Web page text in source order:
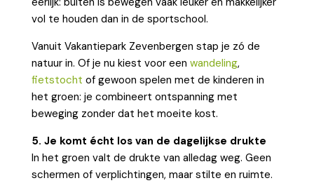
vol te houden dan in de sportschool.
Vanuit Vakantiepark Zevenbergen stap je zó de
natuur in. Of je nu kiest voor een wandeling,
fietstocht of gewoon spelen met de kinderen in
het groen: je combineert ontspanning met
beweging zonder dat het moeite kost.
5. Je komt écht los van de dagelijkse drukte
In het groen valt de drukte van alledag weg. Geen
schermen of verplichtingen, maar stilte en ruimte.